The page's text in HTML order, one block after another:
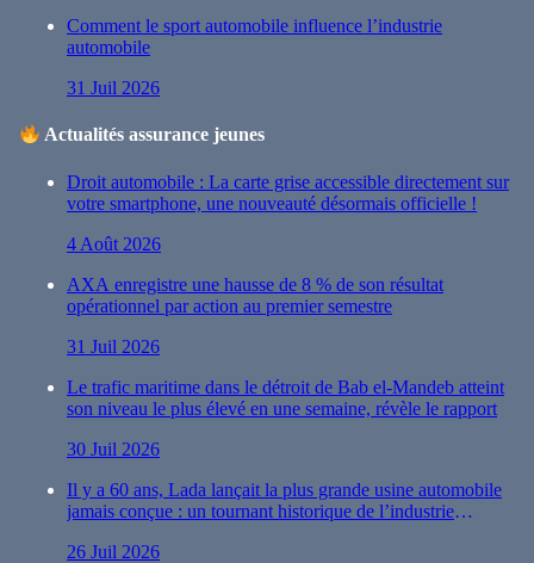
Comment le sport automobile influence l’industrie
automobile
31 Juil 2026
Actualités assurance jeunes
Droit automobile : La carte grise accessible directement sur
votre smartphone, une nouveauté désormais officielle !
4 Août 2026
AXA enregistre une hausse de 8 % de son résultat
opérationnel par action au premier semestre
31 Juil 2026
Le trafic maritime dans le détroit de Bab el-Mandeb atteint
son niveau le plus élevé en une semaine, révèle le rapport
30 Juil 2026
Il y a 60 ans, Lada lançait la plus grande usine automobile
jamais conçue : un tournant historique de l’industrie
26 Juil 2026